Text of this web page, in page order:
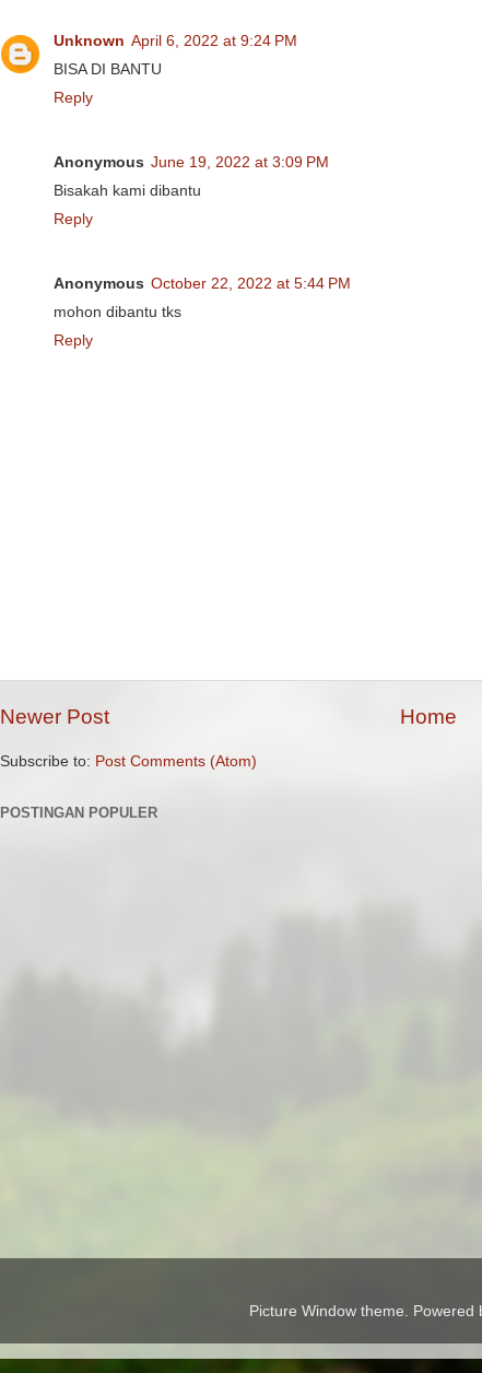
Unknown April 6, 2022 at 9:24 PM
BISA DI BANTU
Reply
Anonymous June 19, 2022 at 3:09 PM
Bisakah kami dibantu
Reply
Anonymous October 22, 2022 at 5:44 PM
mohon dibantu tks
Reply
Newer Post Home
Subscribe to: Post Comments (Atom)
POSTINGAN POPULER
Picture Window theme. Powered